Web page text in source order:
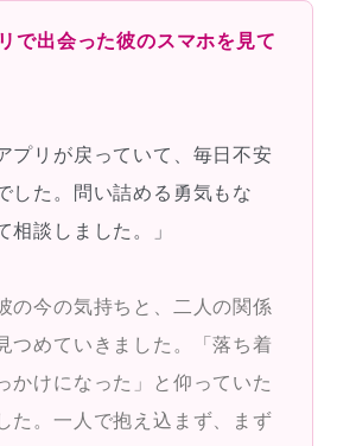
で出会った彼のスマホを見て
プリが戻っていて、毎日不安
した。問い詰める勇気もな
相談しました。」
の今の気持ちと、二人の関係
つめていきました。「落ち着
かけになった」と仰っていた
た。一人で抱え込まず、まず